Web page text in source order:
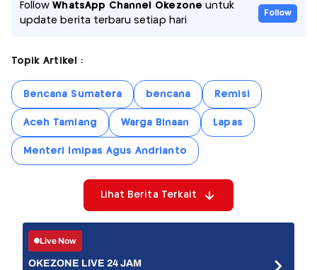
FollowWhatsApp Channel Okezone untuk
update berita terbaru setiap hari
Follow
Topik Artikel :
Bencana Sumatera bencana Remisi
Aceh Tamiang Warga Binaan Lapas
Menteri Imipas Agus Andrianto
Lihat Berita Terkait
Live Now
OKEZONE LIVE 24 JAM